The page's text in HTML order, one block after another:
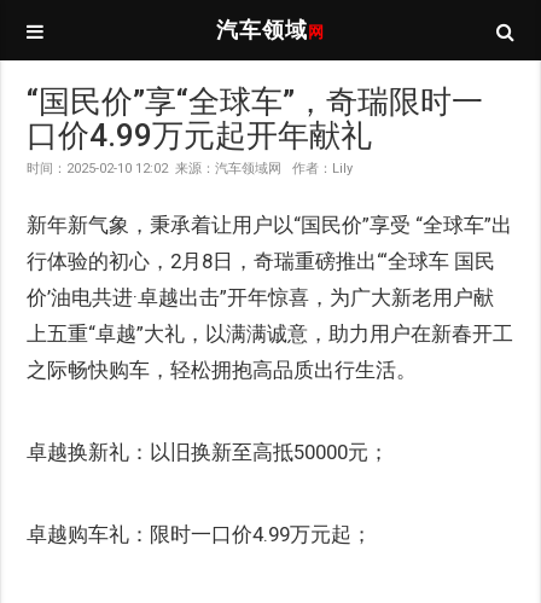
汽车领域 网
“国民价”享“全球车”，奇瑞限时一
口价4.99万元起开年献礼
时间：2025-02-10 12:02 来源：汽车领域网 作者：Lily
新年新气象，秉承着让用户以“国民价”享受 “全球车”出
行体验的初心，2月8日，奇瑞重磅推出“‘全球车 国民
价’油电共进·卓越出击”开年惊喜，为广大新老用户献
上五重“卓越”大礼，以满满诚意，助力用户在新春开工
之际畅快购车，轻松拥抱高品质出行生活。
卓越换新礼：以旧换新至高抵50000元；
卓越购车礼：限时一口价4.99万元起；